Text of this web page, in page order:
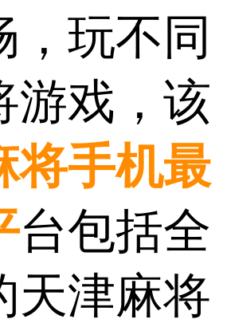
，玩不同
游戏，该
将手机最
台包括全
天津麻将